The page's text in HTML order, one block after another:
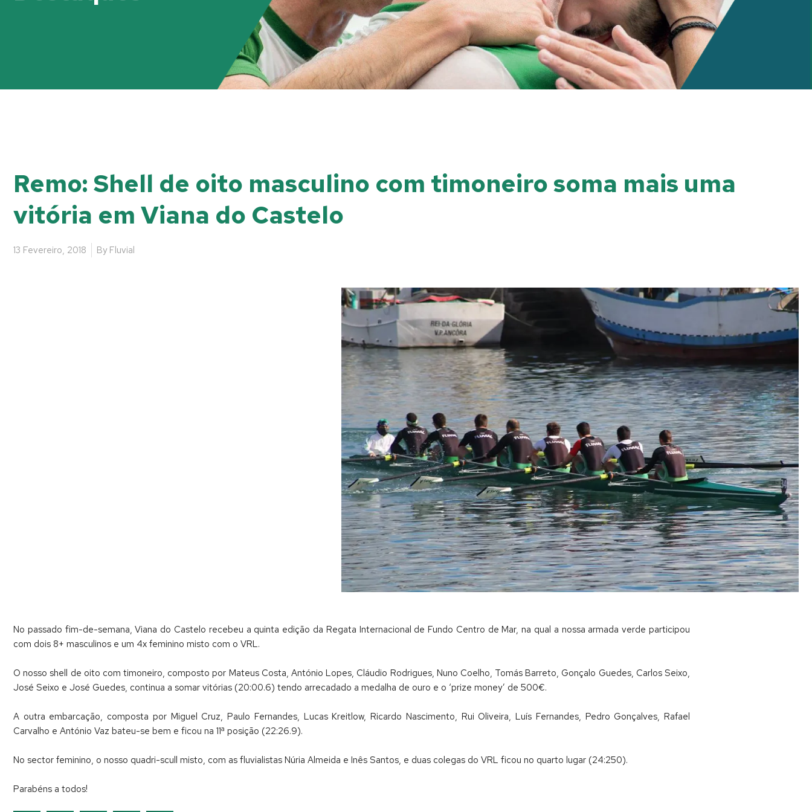
Remo: Shell de oito masculino com timoneiro soma mais uma
vitória em Viana do Castelo
13 Fevereiro, 2018 By Fluvial
No passado fim-de-semana, Viana do Castelo recebeu a quinta edição da Regata Internacional de Fundo Centro de Mar, na qual a nossa armada verde participou
com dois 8+ masculinos e um 4x feminino misto com o VRL.
O nosso shell de oito com timoneiro, composto por Mateus Costa, António Lopes, Cláudio Rodrigues, Nuno Coelho, Tomás Barreto, Gonçalo Guedes, Carlos Seixo,
José Seixo e José Guedes, continua a somar vitórias (20:00.6) tendo arrecadado a medalha de ouro e o ‘prize money’ de 500€.
A outra embarcação, composta por Miguel Cruz, Paulo Fernandes, Lucas Kreitlow, Ricardo Nascimento, Rui Oliveira, Luís Fernandes, Pedro Gonçalves, Rafael
Carvalho e António Vaz bateu-se bem e ficou na 11ª posição (22:26.9).
No sector feminino, o nosso quadri-scull misto, com as fluvialistas Núria Almeida e Inês Santos, e duas colegas do VRL ficou no quarto lugar (24:250).
Parabéns a todos!